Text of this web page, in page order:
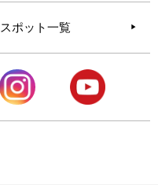
ポット一覧